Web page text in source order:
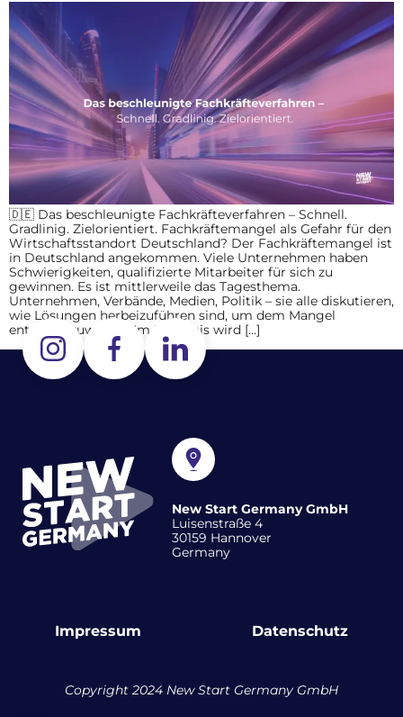
🇩🇪 Das beschleunigte Fachkräfteverfahren – Schnell.
Gradlinig. Zielorientiert. Fachkräftemangel als Gefahr für den
Wirtschaftsstandort Deutschland? Der Fachkräftemangel ist
in Deutschland angekommen. Viele Unternehmen haben
Schwierigkeiten, qualifizierte Mitarbeiter für sich zu
gewinnen. Es ist mittlerweile das Tagesthema.
Unternehmen, Verbände, Medien, Politik – sie alle diskutieren,
wie Lösungen herbeizuführen sind, um dem Mangel
entgegenzuwirken. Im Ergebnis wird […]
New Start Germany GmbH
Luisenstraße 4
30159 Hannover
Germany
Impressum Datenschutz
Copyright 2024 New Start Germany GmbH